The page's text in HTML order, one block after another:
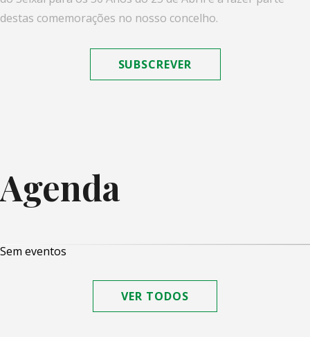
destas comemorações no nosso concelho.
SUBSCREVER
Agenda
Sem eventos
VER TODOS